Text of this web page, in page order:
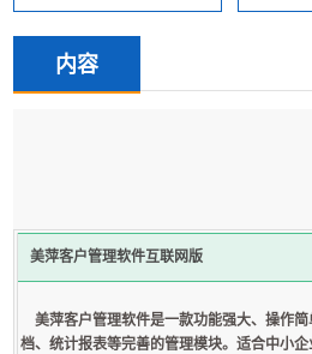
内容
美萍客户管理软件互联网版
美萍客户管理软件是一款功能强大、操作
档、统计报表等完善的管理模块。适合中小